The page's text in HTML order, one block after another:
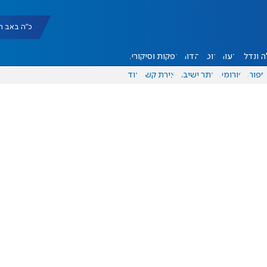
כ"ה באב תשפ"ו
ונדל"ן דעות אוכל יהדות הפקות וסיקורים
ספורט פורומים אתר ישיבה יצירת קשר עוד